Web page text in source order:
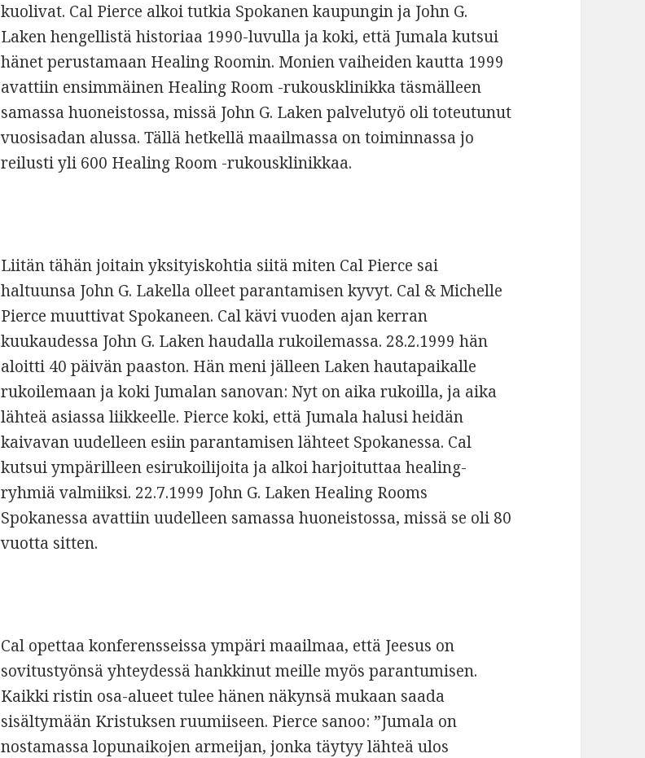
kuolivat. Cal Pierce alkoi tutkia Spokanen kaupungin ja John G.
Laken hengellistä historiaa 1990-luvulla ja koki, että Jumala kutsui
hänet perustamaan Healing Roomin. Monien vaiheiden kautta 1999
avattiin ensimmäinen Healing Room -rukousklinikka täsmälleen
samassa huoneistossa, missä John G. Laken palvelutyö oli toteutunut
vuosisadan alussa. Tällä hetkellä maailmassa on toiminnassa jo
reilusti yli 600 Healing Room -rukousklinikkaa.
Liitän tähän joitain yksityiskohtia siitä miten Cal Pierce sai
haltuunsa John G. Lakella olleet parantamisen kyvyt. Cal & Michelle
Pierce muuttivat Spokaneen. Cal kävi vuoden ajan kerran
kuukaudessa John G. Laken haudalla rukoilemassa. 28.2.1999 hän
aloitti 40 päivän paaston. Hän meni jälleen Laken hautapaikalle
rukoilemaan ja koki Jumalan sanovan: Nyt on aika rukoilla, ja aika
lähteä asiassa liikkeelle. Pierce koki, että Jumala halusi heidän
kaivavan uudelleen esiin parantamisen lähteet Spokanessa. Cal
kutsui ympärilleen esirukoilijoita ja alkoi harjoituttaa healing-
ryhmiä valmiiksi. 22.7.1999 John G. Laken Healing Rooms
Spokanessa avattiin uudelleen samassa huoneistossa, missä se oli 80
vuotta sitten.
Cal opettaa konferensseissa ympäri maailmaa, että Jeesus on
sovitustyönsä yhteydessä hankkinut meille myös parantumisen.
Kaikki ristin osa-alueet tulee hänen näkynsä mukaan saada
sisältymään Kristuksen ruumiiseen. Pierce sanoo: ”Jumala on
nostamassa lopunaikojen armeijan, jonka täytyy lähteä ulos